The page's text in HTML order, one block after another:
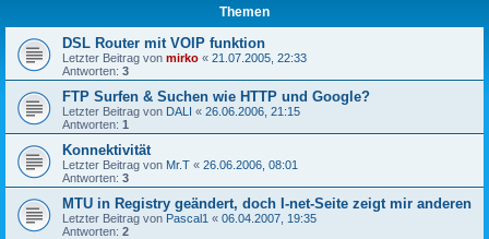
Themen
DSL Router mit VOIP funktion
Letzter Beitrag von mirko « 21.07.2005, 22:33
Antworten: 3
FTP Surfen & Suchen wie HTTP und Google?
Letzter Beitrag von DALI « 26.06.2006, 21:15
Antworten: 1
Konnektivität
Letzter Beitrag von Mr.T « 26.06.2006, 08:01
Antworten: 3
MTU in Registry geändert, doch I-net-Seite zeigt mir anderen
Letzter Beitrag von Pascal1 « 06.04.2007, 19:35
Antworten: 2